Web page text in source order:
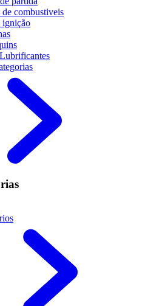
de combustiveis
ignição